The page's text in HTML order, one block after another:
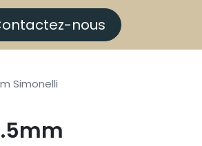
nous
Simonelli